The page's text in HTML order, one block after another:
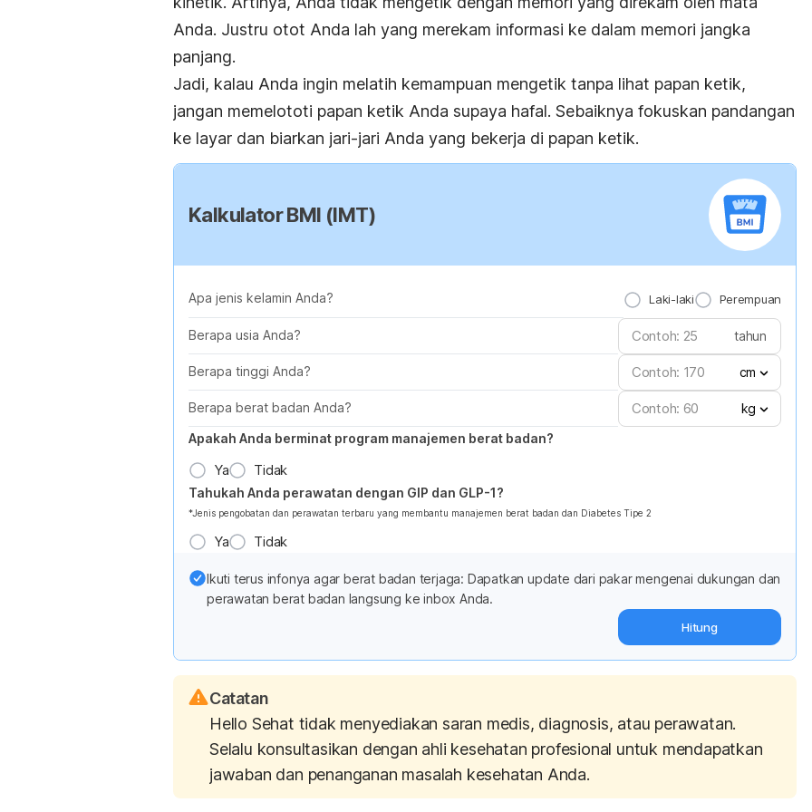
Anda. Justru otot Anda lah yang merekam informasi ke dalam memori jangka
panjang.
Jadi, kalau Anda ingin melatih kemampuan mengetik tanpa lihat papan ketik,
jangan memelototi papan ketik Anda supaya hafal. Sebaiknya fokuskan pandangan
ke layar dan biarkan jari-jari Anda yang bekerja di papan ketik.
Kalkulator BMI (IMT)
Apa jenis kelamin Anda? Laki-laki Perempuan
Berapa usia Anda? tahun
Berapa tinggi Anda? cm
Berapa berat badan Anda?
kg
Apakah Anda berminat program manajemen berat badan?
Ya Tidak
Tahukah Anda perawatan dengan GIP dan GLP-1?
*Jenis pengobatan dan perawatan terbaru yang membantu manajemen berat badan dan Diabetes Tipe 2
Ya Tidak
Ikuti terus infonya agar berat badan terjaga: Dapatkan update dari pakar mengenai dukungan dan
perawatan berat badan langsung ke inbox Anda.
Hitung
Catatan
Hello Sehat tidak menyediakan saran medis, diagnosis, atau perawatan.
Selalu konsultasikan dengan ahli kesehatan profesional untuk mendapatkan
jawaban dan penanganan masalah kesehatan Anda.